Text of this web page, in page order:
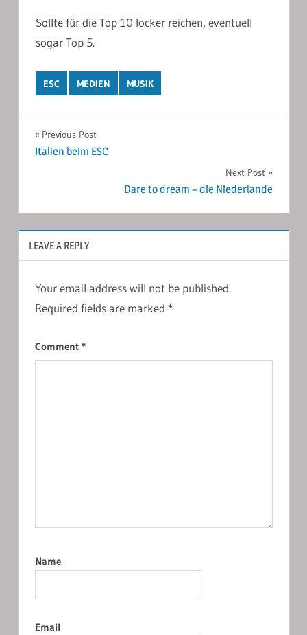
Sollte für die Top 10 locker reichen, eventuell
sogar Top 5.
ESC MEDIEN MUSIK
Post
Previous Post
Italien beim ESC
Next Post
Dare to dream – die Niederlande
LEAVE A REPLY
Your email address will not be published.
Required fields are marked *
Comment *
Name
Email